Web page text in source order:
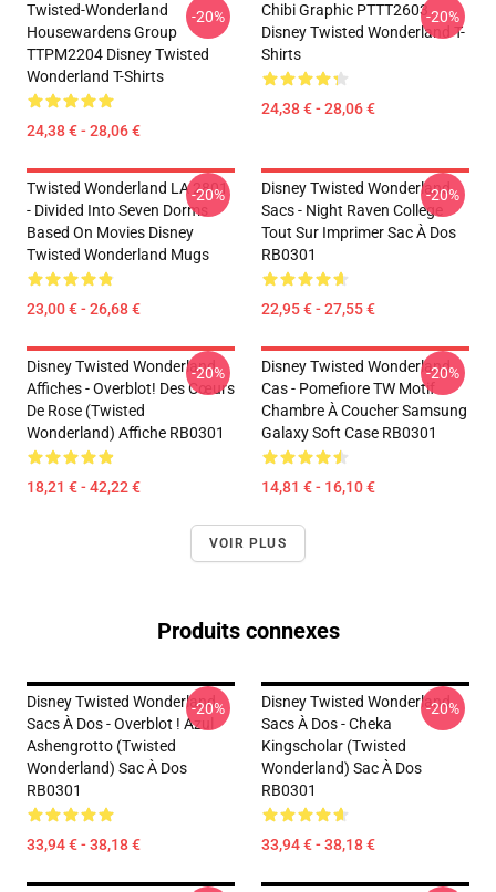
Twisted-Wonderland
Housewardens Group
TTPM2204 Disney Twisted
Wonderland T-Shirts
24,38 € - 28,06 €
-20%
Chibi Graphic PTTT2603
Disney Twisted Wonderland T-
Shirts
24,38 € - 28,06 €
-20%
Twisted Wonderland LA 2801
- Divided Into Seven Dorms
Based On Movies Disney
Twisted Wonderland Mugs
23,00 € - 26,68 €
-20%
Disney Twisted Wonderland
Sacs - Night Raven College
Tout Sur Imprimer Sac À Dos
RB0301
22,95 € - 27,55 €
-20%
Disney Twisted Wonderland
Affiches - Overblot! Des Cœurs
De Rose (Twisted
Wonderland) Affiche RB0301
18,21 € - 42,22 €
-20%
Disney Twisted Wonderland
Cas - Pomefiore TW Motif
Chambre À Coucher Samsung
Galaxy Soft Case RB0301
14,81 € - 16,10 €
-20%
VOIR PLUS
Produits connexes
Disney Twisted Wonderland
Sacs À Dos - Overblot ! Azul
Ashengrotto (Twisted
Wonderland) Sac À Dos
RB0301
33,94 € - 38,18 €
-20%
Disney Twisted Wonderland
Sacs À Dos - Cheka
Kingscholar (Twisted
Wonderland) Sac À Dos
RB0301
33,94 € - 38,18 €
-20%